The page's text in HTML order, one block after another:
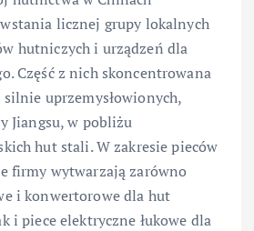
licznej grupy lokalnych
hutniczych i urządzeń dla
Część z nich skoncentrowana
uprzemysłowionych,
Jiangsu, w pobliżu
hut stali. W zakresie pieców
firmy wytwarzają zarówno
i konwertorowe dla hut
i piece elektryczne łukowe dla